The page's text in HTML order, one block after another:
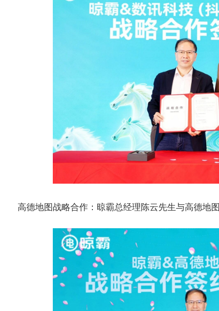
高德地图战略合作：晾霸总经理陈云先生与高德地